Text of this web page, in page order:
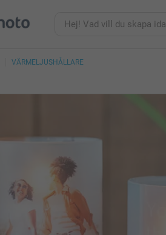
VÄRMELJUSHÅLLARE